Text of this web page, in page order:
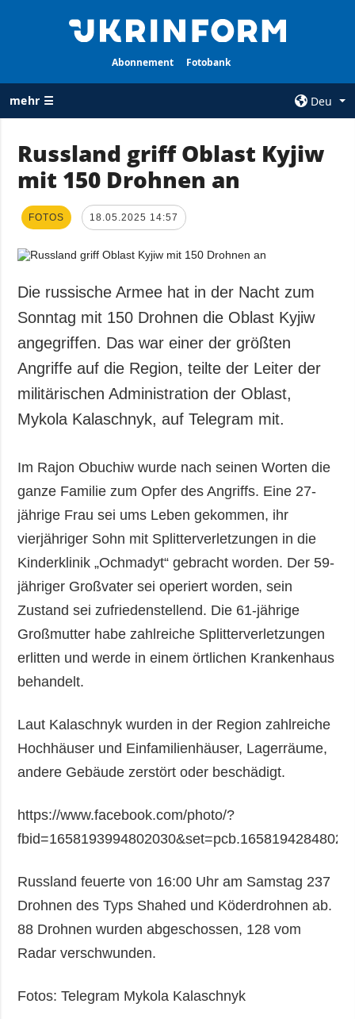
Abonnement Fotobank
mehr ☰
Deu
ALLE
Krieg
der Ukraine
Politik
Wirtschaft
Militär
Gesellschaft und
Kultur
Notfälle
AGENTUR
services
Vertraulichkeit
und zum Schutz
personenbezogener
Daten
ZUSÄTZLICH
Veröffentlichungen
Interview
Fotos
Video
LEISTUNGEN
Abonnement
Fotobank
Russland griff Oblast Kyjiw
mit 150 Drohnen an
FOTOS 18.05.2025 14:57
Die russische Armee hat in der Nacht zum
Sonntag mit 150 Drohnen die Oblast Kyjiw
angegriffen. Das war einer der größten
Angriffe auf die Region, teilte der Leiter der
militärischen Administration der Oblast,
Mykola Kalaschnyk, auf Telegram mit.
Im Rajon Obuchiw wurde nach seinen Worten die
ganze Familie zum Opfer des Angriffs. Eine 27-
jährige Frau sei ums Leben gekommen, ihr
vierjähriger Sohn mit Splitterverletzungen in die
Kinderklinik „Ochmadyt“ gebracht worden. Der 59-
jähriger Großvater sei operiert worden, sein
Zustand sei zufriedenstellend. Die 61-jährige
Großmutter habe zahlreiche Splitterverletzungen
erlitten und werde in einem örtlichen Krankenhaus
behandelt.
Laut Kalaschnyk wurden in der Region zahlreiche
Hochhäuser und Einfamilienhäuser, Lagerräume,
andere Gebäude zerstört oder beschädigt.
https://www.facebook.com/photo/?
Russland feuerte von 16:00 Uhr am Samstag 237
Drohnen des Typs Shahed und Köderdrohnen ab.
88 Drohnen wurden abgeschossen, 128 vom
Radar verschwunden.
Fotos: Telegram Mykola Kalaschnyk